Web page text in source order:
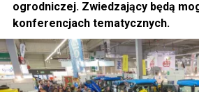
ogrodniczej. Zwiedzający będą
konferencjach tematycznych.